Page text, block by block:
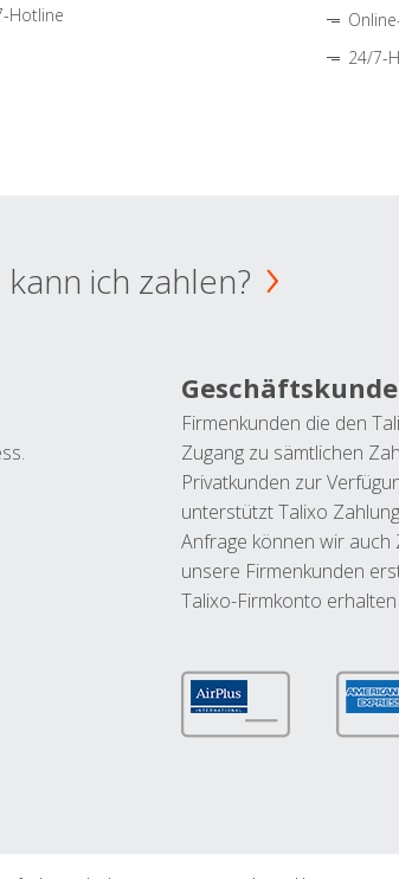
Hotline
24/7-
kann ich zahlen?
Firmenkunden die den
Zugang zu sämtlichen
Privatkunden zur
unterstützt Talixo
Anfrage können wir auch
unsere Firmenkunden
Talixo-Firmkonto erhalten